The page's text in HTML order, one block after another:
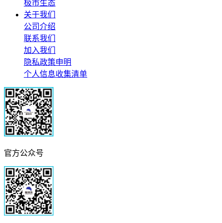
极市生态
关于我们
公司介绍
联系我们
加入我们
隐私政策申明
个人信息收集清单
官方公众号